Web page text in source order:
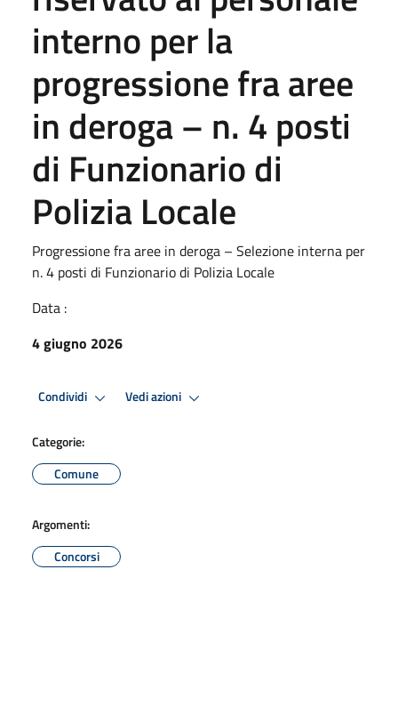
interno per la
progressione fra aree
in deroga – n. 4 posti
di Funzionario di
Polizia Locale
Progressione fra aree in deroga – Selezione interna per
n. 4 posti di Funzionario di Polizia Locale
Data :
4 giugno 2026
Condividi Vedi azioni
Categorie:
Comune
Argomenti:
Concorsi